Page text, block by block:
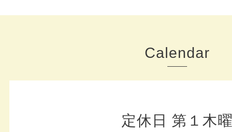
Calendar
定休日 第１木曜